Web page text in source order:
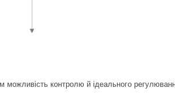
контролю й ідеального